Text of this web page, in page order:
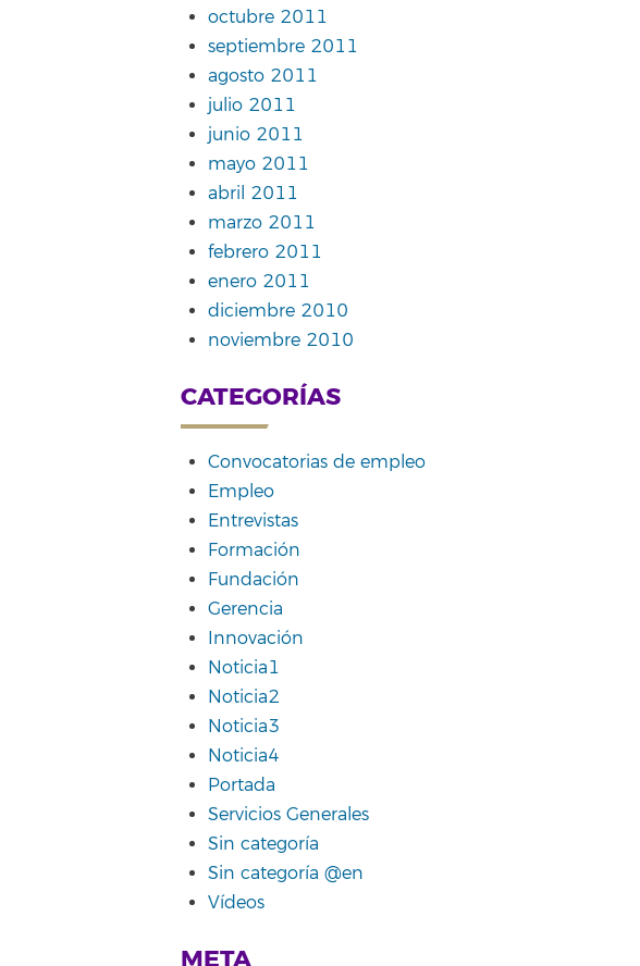
octubre 2011
septiembre 2011
agosto 2011
julio 2011
junio 2011
mayo 2011
abril 2011
marzo 2011
febrero 2011
enero 2011
diciembre 2010
noviembre 2010
CATEGORÍAS
Convocatorias de empleo
Empleo
Entrevistas
Formación
Fundación
Gerencia
Innovación
Noticia1
Noticia2
Noticia3
Noticia4
Portada
Servicios Generales
Sin categoría
Sin categoría @en
Vídeos
META